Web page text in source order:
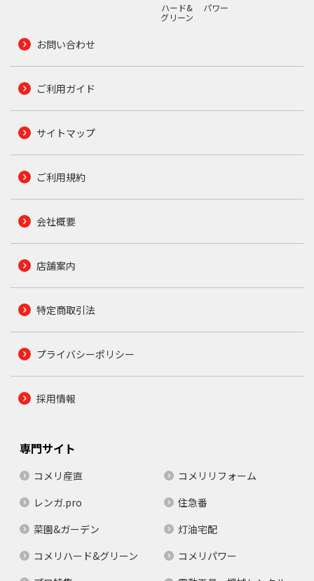
ハード&
グリーン
パワー
お問い合わせ
ご利用ガイド
サイトマップ
ご利用規約
会社概要
店舗案内
特定商取引法
プライバシーポリシー
採用情報
専門サイト
コメリ産直
コメリリフォーム
レンガ.pro
住急番
菜園&ガーデン
灯油宅配
コメリハード&グリーン
コメリパワー